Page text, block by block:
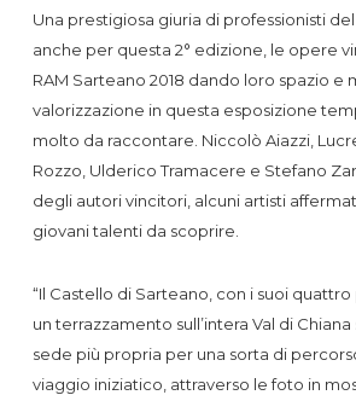
Una prestigiosa giuria di professionisti
anche per questa 2° edizione, le opere
RAM Sarteano 2018 dando loro spazio e
valorizzazione in questa esposizione
molto da raccontare. Niccolò Aiazzi,
Rozzo, Ulderico Tramacere e Stefano
degli autori vincitori, alcuni artisti
giovani talenti da scoprire.
“Il Castello di Sarteano, con i suoi
un terrazzamento sull’intera Val di
sede più propria per una sorta di
viaggio iniziatico, attraverso le foto in